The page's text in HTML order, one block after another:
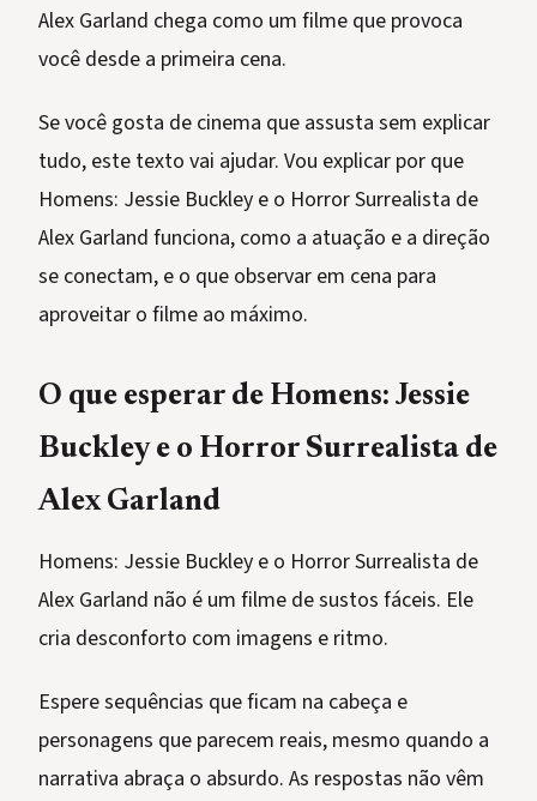
Alex Garland chega como um filme que provoca
você desde a primeira cena.
Se você gosta de cinema que assusta sem explicar
tudo, este texto vai ajudar. Vou explicar por que
Homens: Jessie Buckley e o Horror Surrealista de
Alex Garland funciona, como a atuação e a direção
se conectam, e o que observar em cena para
aproveitar o filme ao máximo.
O que esperar de Homens: Jessie
Buckley e o Horror Surrealista de
Alex Garland
Homens: Jessie Buckley e o Horror Surrealista de
Alex Garland não é um filme de sustos fáceis. Ele
cria desconforto com imagens e ritmo.
Espere sequências que ficam na cabeça e
personagens que parecem reais, mesmo quando a
narrativa abraça o absurdo. As respostas não vêm